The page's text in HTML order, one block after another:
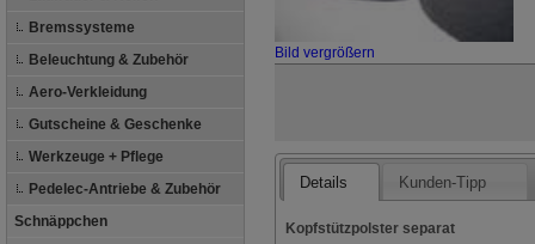
Bremssysteme
Beleuchtung & Zubehör
Aero-Verkleidung
Gutscheine & Geschenke
Werkzeuge + Pflege
Pedelec-Antriebe & Zubehör
Schnäppchen
Bild vergrößern
Details Kunden-Tipp
Kopfstützpolster separat